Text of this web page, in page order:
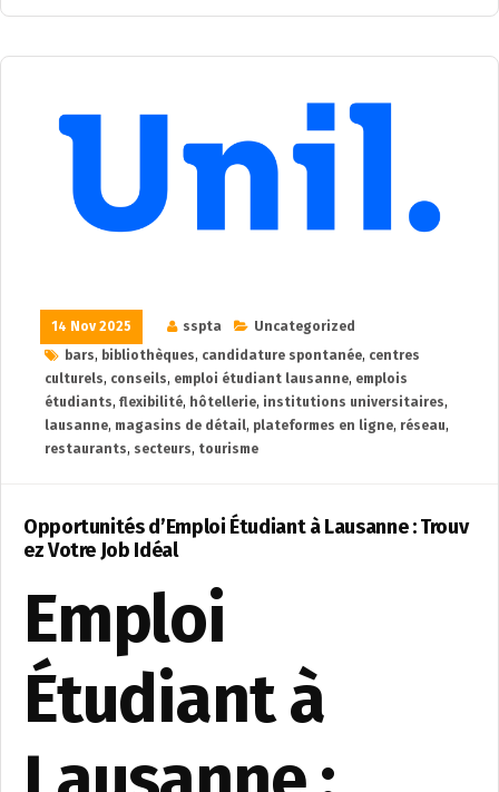
14 Nov 2025 sspta
Uncategorized
bars, bibliothèques, candidature spontanée, centres
culturels, conseils, emploi étudiant lausanne, emplois
étudiants, flexibilité, hôtellerie, institutions universitaires,
lausanne, magasins de détail, plateformes en ligne, réseau,
restaurants, secteurs, tourisme
Opportunités d’Emploi Étudiant à Lausanne : Trouv
ez Votre Job Idéal
Emploi
Étudiant à